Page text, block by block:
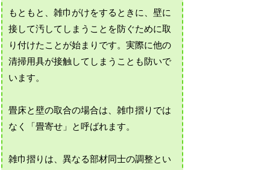
もともと、雑巾がけをするときに、壁に
接して汚してしまうことを防ぐために取
り付けたことが始まりです。実際に他の
清掃用具が接触してしまうことも防いで
います。
畳床と壁の取合の場合は、雑巾摺りでは
なく「畳寄せ」と呼ばれます。
雑巾摺りは、異なる部材同士の調整とい